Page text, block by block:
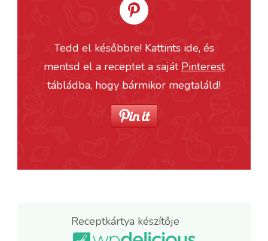
Tedd el későbbre! Kattints ide, és
mentsd el a receptet a saját Pinterest
tábládba, hogy bármikor megtaláld!
Receptkártya készítője